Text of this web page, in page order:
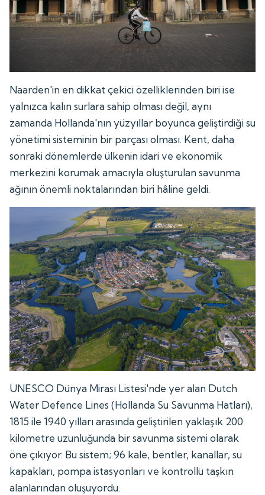
Naarden'in en dikkat çekici özelliklerinden biri ise
yalnızca kalın surlara sahip olması değil, aynı
zamanda Hollanda'nın yüzyıllar boyunca geliştirdiği su
yönetimi sisteminin bir parçası olması. Kent, daha
sonraki dönemlerde ülkenin idari ve ekonomik
merkezini korumak amacıyla oluşturulan savunma
ağının önemli noktalarından biri hâline geldi.
UNESCO Dünya Mirası Listesi'nde yer alan Dutch
Water Defence Lines (Hollanda Su Savunma Hatları),
1815 ile 1940 yılları arasında geliştirilen yaklaşık 200
kilometre uzunluğunda bir savunma sistemi olarak
öne çıkıyor. Bu sistem; 96 kale, bentler, kanallar, su
kapakları, pompa istasyonları ve kontrollü taşkın
alanlarından oluşuyordu.